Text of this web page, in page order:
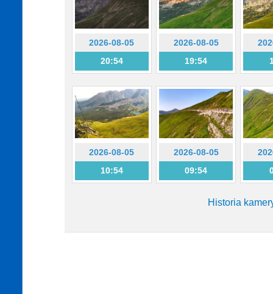
2026-08-05
20:54
2026-08-05
19:54
2026-08-05
10:54
2026-08-05
09:54
Historia